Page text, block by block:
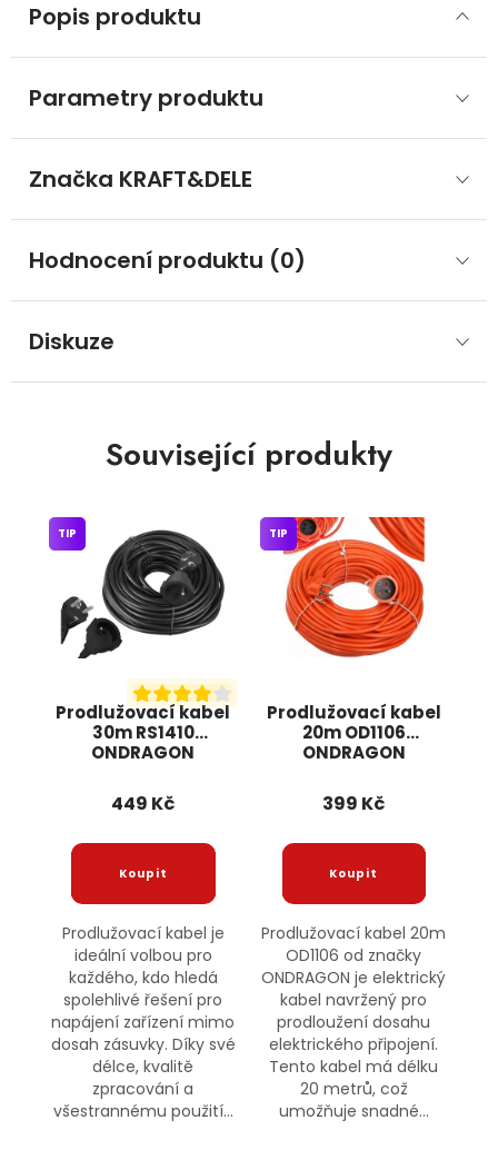
Popis produktu
Parametry produktu
Značka KRAFT&DELE
Hodnocení produktu (0)
Diskuze
Související produkty
Prodlužovací kabel
30m RS1410
ONDRAGON
TIP
449 Kč
Prodlužovací kabel je
ideální volbou pro
každého, kdo hledá
spolehlivé řešení pro
napájení zařízení mimo
dosah zásuvky. Díky své
délce, kvalitě
zpracování a
všestrannému použití...
Prodlužovací kabel
20m OD1106
ONDRAGON
TIP
399 Kč
Prodlužovací kabel 20m
OD1106 od značky
ONDRAGON je elektrický
kabel navržený pro
prodloužení dosahu
elektrického připojení.
Tento kabel má délku
20 metrů, což
umožňuje snadné...